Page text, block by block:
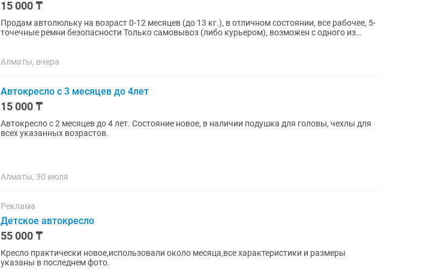
15 000 ₸
Продам автолюльку на возраст 0-12 месяцев (до 13 кг.), в отличном состоянии, все рабочее, 5-
точечные ремни безопасности Только самовывоз (либо курьером), возможен с одного из
Алматы, вчера
Автокресло с 3 месяцев до 4лет
15 000 ₸
Автокресло с 2 месяцев до 4 лет. Состояние новое, в наличии подушка для головы, чехлы для
всех указанных возрастов.
Алматы, 30 июля
Реклама
Детское автокресло
55 000 ₸
Кресло практически новое,использовали около месяца,все характеристики и размеры
указаны в последнем фото.